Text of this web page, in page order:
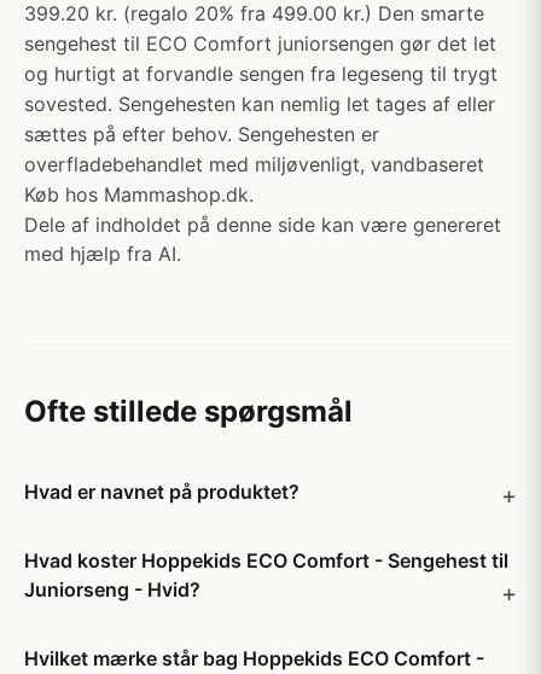
399.20 kr. (regalo 20% fra 499.00 kr.) Den smarte
sengehest til ECO Comfort juniorsengen gør det let
og hurtigt at forvandle sengen fra legeseng til trygt
sovested. Sengehesten kan nemlig let tages af eller
sættes på efter behov. Sengehesten er
overfladebehandlet med miljøvenligt, vandbaseret
Køb hos Mammashop.dk.
Dele af indholdet på denne side kan være genereret
med hjælp fra AI.
Ofte stillede spørgsmål
Hvad er navnet på produktet?
Hvad koster Hoppekids ECO Comfort - Sengehest til
Juniorseng - Hvid?
Hvilket mærke står bag Hoppekids ECO Comfort -